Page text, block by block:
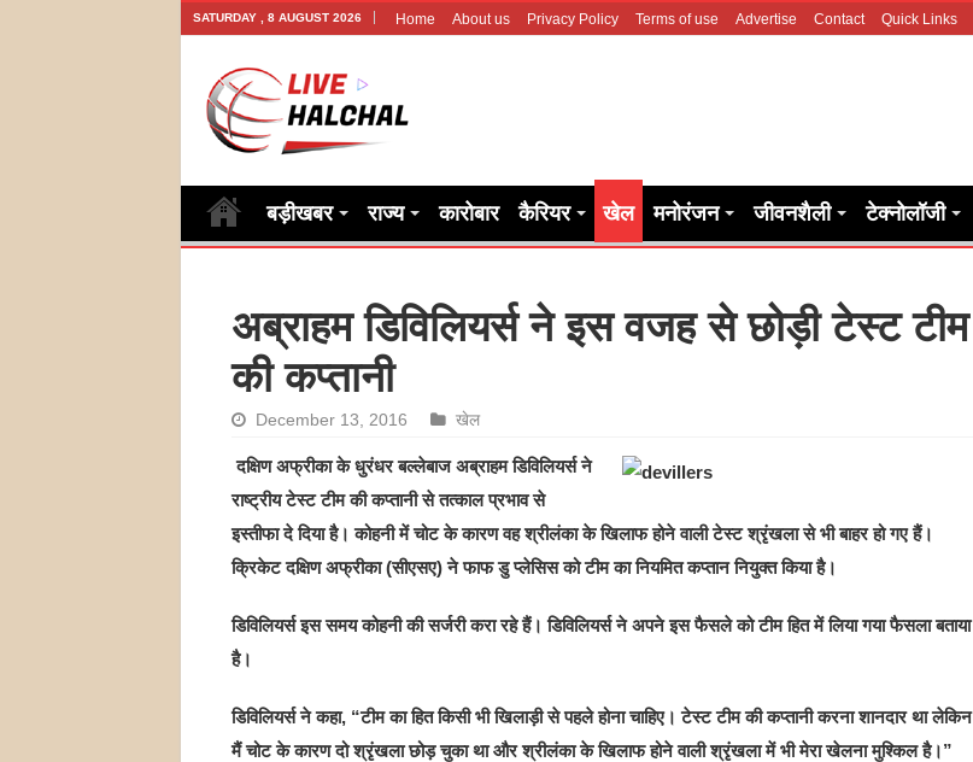
SATURDAY , 8 AUGUST 2026 Home About us Privacy Policy Terms of use Advertise Contact Quick Links
बड़ीखबर राज्य कारोबार कैरियर खेल मनोरंजन जीवनशैली टेक्नोलॉजी
अब्राहम डिविलियर्स ने इस वजह से छोड़ी टेस्ट टीम
की कप्तानी
December 13, 2016 खेल
दक्षिण अफ्रीका के धुरंधर बल्लेबाज अब्राहम डिविलियर्स ने
राष्ट्रीय टेस्ट टीम की कप्तानी से तत्काल प्रभाव से
इस्तीफा दे दिया है। कोहनी में चोट के कारण वह श्रीलंका के खिलाफ होने वाली टेस्ट श्रृंखला से भी बाहर हो गए हैं।
क्रिकेट दक्षिण अफ्रीका (सीएसए) ने फाफ डु प्लेसिस को टीम का नियमित कप्तान नियुक्त किया है।
डिविलियर्स इस समय कोहनी की सर्जरी करा रहे हैं। डिविलियर्स ने अपने इस फैसले को टीम हित में लिया गया फैसला बताया
है।
डिविलियर्स ने कहा, “टीम का हित किसी भी खिलाड़ी से पहले होना चाहिए। टेस्ट टीम की कप्तानी करना शानदार था लेकिन
मैं चोट के कारण दो श्रृंखला छोड़ चुका था और श्रीलंका के खिलाफ होने वाली श्रृंखला में भी मेरा खेलना मुश्किल है।”